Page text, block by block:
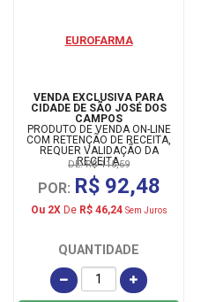
EUROFARMA
VENDA EXCLUSIVA PARA
CIDADE DE SÃO JOSÉ DOS
CAMPOS
PRODUTO DE VENDA ON-LINE
COM RETENÇÃO DE RECEITA,
REQUER VALIDAÇÃO DA
RECEITA.
DE: R$ 115,59
POR: R$ 92,48
Ou 2XDe R$ 46,24 Sem Juros
QUANTIDADE